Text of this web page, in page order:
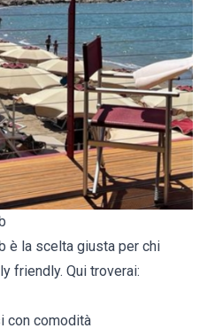
è la scelta giusta per chi
friendly. Qui troverai:
con comodità